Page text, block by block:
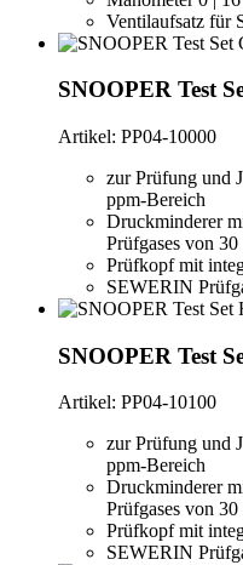
Ventilaufsatz für
SNOOPER Test
Artikel: PP04-10000
zur Prüfung und
ppm-Bereich
Druckminderer
Prüfgases von 30
Prüfkopf mit
SEWERIN
SNOOPER Test
Artikel: PP04-10100
zur Prüfung und
ppm-Bereich
Druckminderer
Prüfgases von 30
Prüfkopf mit
SEWERIN